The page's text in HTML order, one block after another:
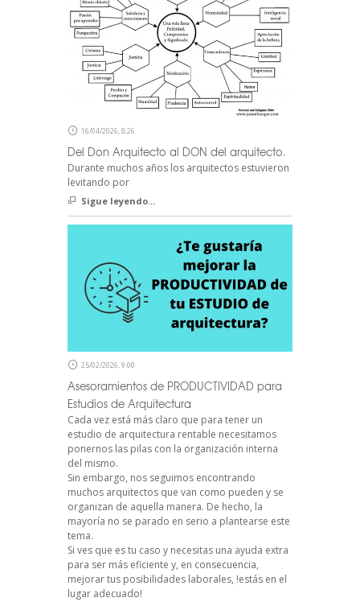
16/04/2026, 8:26
Del Don Arquitecto al DON del arquitecto.
Durante muchos años los arquitectos estuvieron
levitando por
Sigue leyendo...
25/02/2026, 9:00
Asesoramientos de PRODUCTIVIDAD para
Estudios de Arquitectura
Cada vez está más claro que para tener un
estudio de arquitectura rentable necesitamos
ponernos las pilas con la organización interna
del mismo.
Sin embargo, nos seguimos encontrando
muchos arquitectos que van como pueden y se
organizan de aquella manera. De hecho, la
mayoría no se parado en serio a plantearse este
tema.
Si ves que es tu caso y necesitas una ayuda extra
para ser más eficiente y, en consecuencia,
mejorar tus posibilidades laborales, !estás en el
lugar adecuado!